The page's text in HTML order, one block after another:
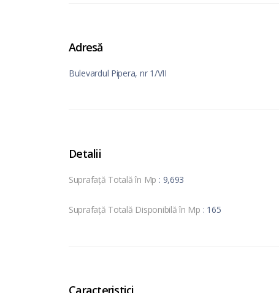
Adresă
Bulevardul Pipera, nr 1/VII
Detalii
Suprafață Totală în Mp : 9,693
Suprafață Totală Disponibilă în Mp : 165
Caracteristici